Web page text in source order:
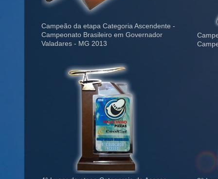
Campeão da etapa Categoria Ascendente -
Campeonato Brasileiro em Governador
Valadares - MG 2013